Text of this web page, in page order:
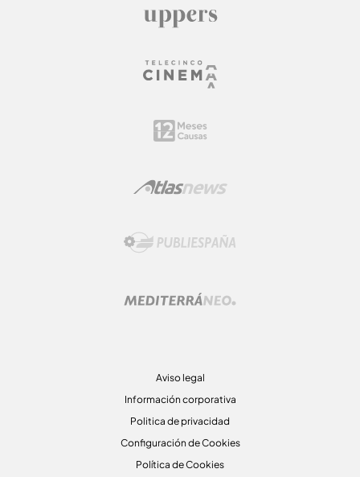
Aviso legal
Información corporativa
Politica de privacidad
Configuración de Cookies
Política de Cookies